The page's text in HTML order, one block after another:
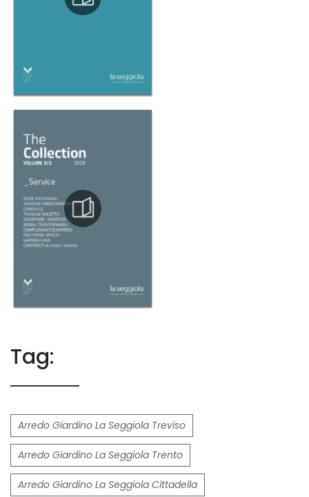
Tag:
Arredo Giardino La Seggiola Treviso
Arredo Giardino La Seggiola Trento
Arredo Giardino La Seggiola Cittadella